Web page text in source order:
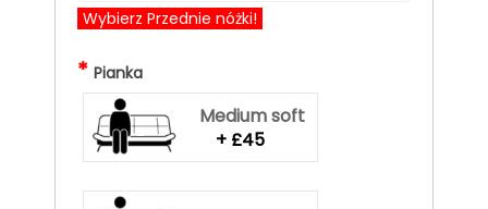
Wybierz Przednie nóżki!
* Pianka
Medium soft
+ £45